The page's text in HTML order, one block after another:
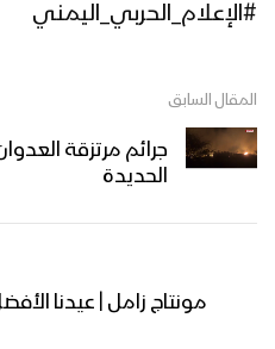
#الإعلام_الحربي_اليمني
المقال السابق
جرائم مرتزقة
الحديدة
مونتاج زامل | عيدنا